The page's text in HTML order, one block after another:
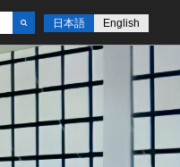
English
日本語